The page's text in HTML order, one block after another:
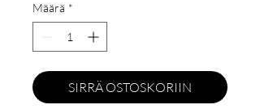
Määrä *
SIRRÄ OSTOSKORIIN